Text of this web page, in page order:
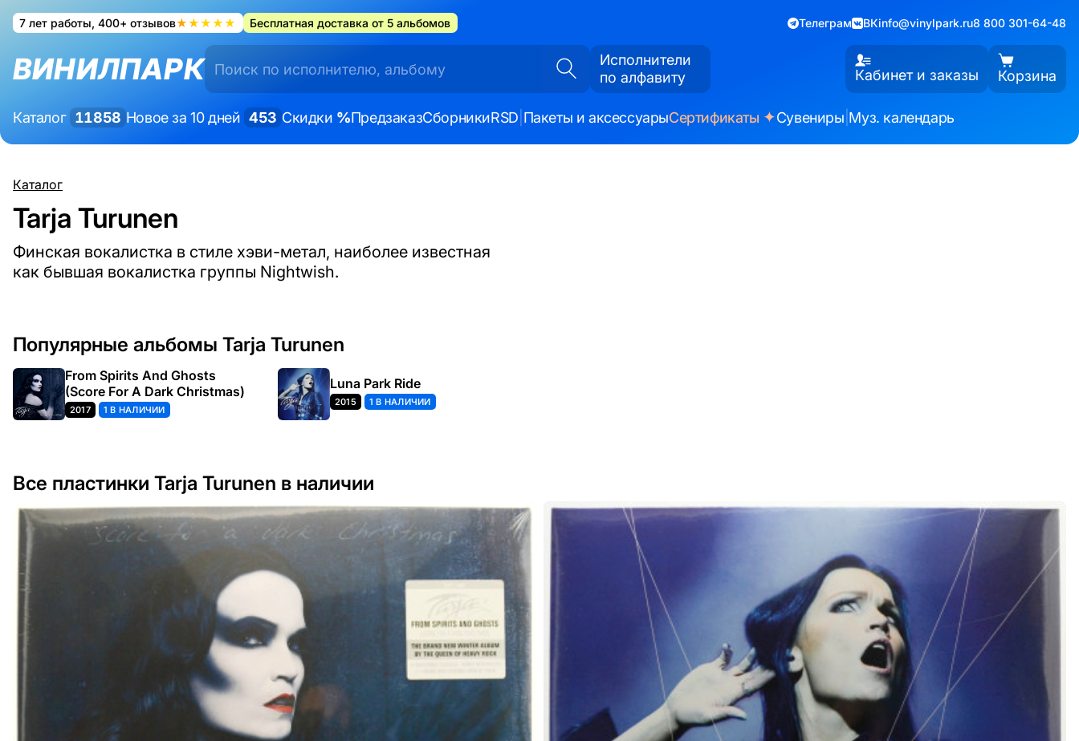
7 лет работы, 400+ отзывов★★★★★ Бесплатная доставка от 5 альбомов Телеграм ВКinfo@vinylpark.ru8 800 301-64-48
ВИНИЛПАРК
Исполнители
по алфавиту
Кабинет и заказы Корзина
Каталог 11858 Новое за 10 дней 453 Скидки %ПредзаказСборникиRSD Пакеты и аксессуарыСертификаты ✦Сувениры Муз. календарь
Каталог
Tarja Turunen
Финская вокалистка в стиле хэви-метал, наиболее известная
как бывшая вокалистка группы Nightwish.
Популярные альбомы Tarja Turunen
From Spirits And Ghosts
(Score For A Dark Christmas)
2017 1 В НАЛИЧИИ
Luna Park Ride
2015 1 В НАЛИЧИИ
Все пластинки Tarja Turunen в наличии